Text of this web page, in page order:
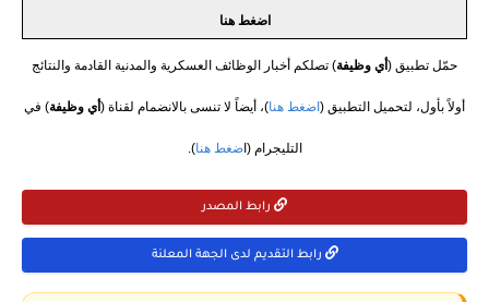
اضغط هنا
حمّل تطبيق ( أي وظيفة) تصلكم أخبار الوظائف العسكرية والمدنية القادمة والنتائج
أولاً بأول، لتحميل التطبيق ( اضغط هنا)، أيضاً لا تنسى بالانضمام لقناة ( أي وظيفة) في
التليجرام (اضغط هنا).
رابط المصدر
رابط التقديم لدى الجهة المعلنة